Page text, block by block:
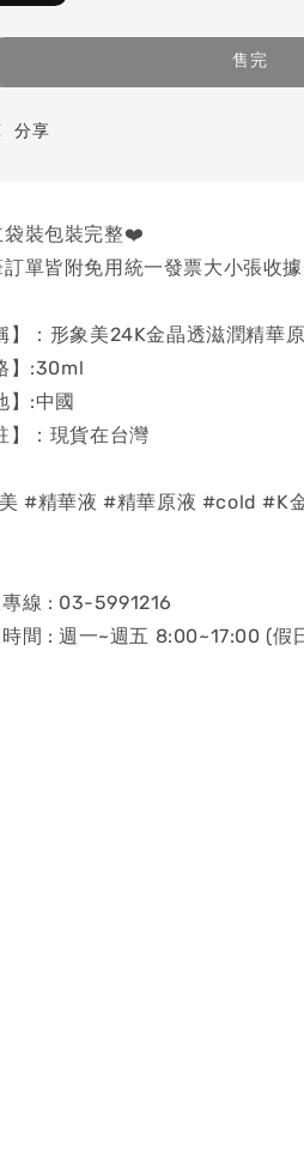
售完
分享
裝包裝完整❤️
單皆附免用統一發票大小張收
】：形象美24K金晶透滋潤精華
】:30ml
】:中國
】：現貨在台灣
#精華液 #精華原液 #cold #K
線 : 03-5991216
間 : 週一~週五 8:00~17:00 (假